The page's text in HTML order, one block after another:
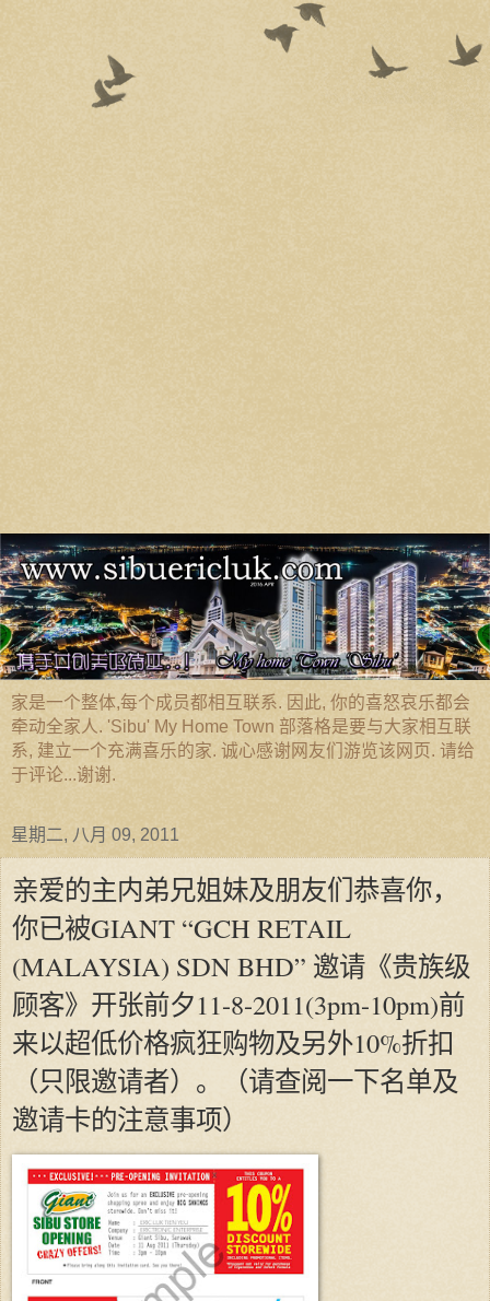
家是一个整体,每个成员都相互联系. 因此, 你的喜怒哀乐都会
牵动全家人. 'Sibu' My Home Town 部落格是要与大家相互联
系, 建立一个充满喜乐的家. 诚心感谢网友们游览该网页. 请给
于评论...谢谢.
星期二, 八月 09, 2011
亲爱的主内弟兄姐妹及朋友们恭喜你，
你已被GIANT “GCH RETAIL
(MALAYSIA) SDN BHD” 邀请《贵族级
顾客》开张前夕11-8-2011(3pm-10pm)前
来以超低价格疯狂购物及另外10%折扣
（只限邀请者）。（请查阅一下名单及
邀请卡的注意事项）